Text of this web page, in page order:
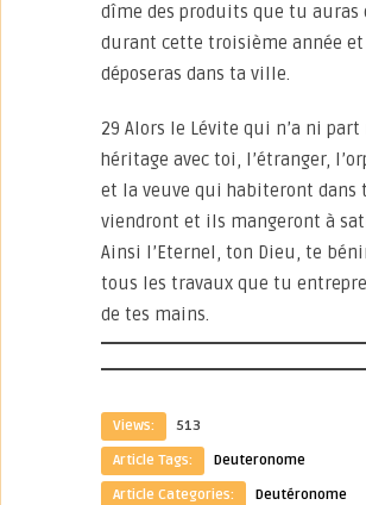
dîme des produits que tu auras
durant cette troisième année
déposeras dans ta ville.
29 Alors le Lévite qui n’a ni part
héritage avec toi, l’étranger,
et la veuve qui habiteront dans
viendront et ils mangeront à
Ainsi l’Eternel, ton Dieu, te
tous les travaux que tu
de tes mains.
Views:
513
Article Tags:
Deuteronome
Article Categories:
Deutéronome